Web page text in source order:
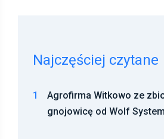
Najczęściej czytane
1
Agrofirma Witkowo ze
gnojowicę od Wolf System